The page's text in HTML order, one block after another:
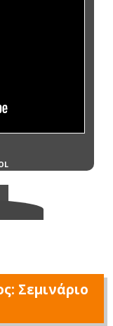
Σεμινάριο